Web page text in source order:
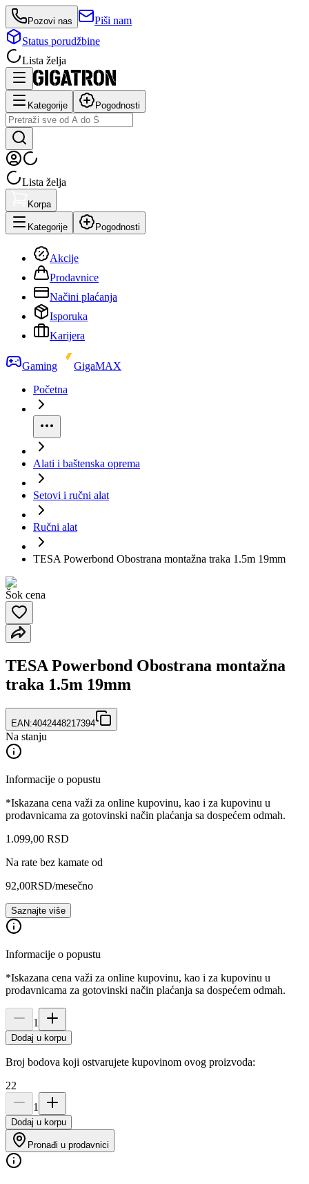
Pozovi nas
Piši nam
Status porudžbine
Lista želja
Kategorije Pogodnosti
Lista želja
Korpa
Kategorije Pogodnosti
Akcije
Prodavnice
Načini plaćanja
Isporuka
Karijera
Gaming
GigaMAX
Početna
Alati i baštenska oprema
Setovi i ručni alat
Ručni alat
TESA Powerbond Obostrana montažna traka 1.5m 19mm
Šok cena
TESA Powerbond Obostrana montažna
traka 1.5m 19mm
EAN:4042448217394
Na stanju
Informacije o popustu
*Iskazana cena važi za online kupovinu, kao i za kupovinu u
prodavnicama za gotovinski način plaćanja sa dospećem odmah.
1.099,00 RSD
Na rate bez kamate od
92,00RSD/mesečno
Saznajte više
Informacije o popustu
*Iskazana cena važi za online kupovinu, kao i za kupovinu u
prodavnicama za gotovinski način plaćanja sa dospećem odmah.
1
Dodaj u korpu
Broj bodova koji ostvarujete kupovinom ovog proizvoda:
22
1
Dodaj u korpu
Pronađi u prodavnici